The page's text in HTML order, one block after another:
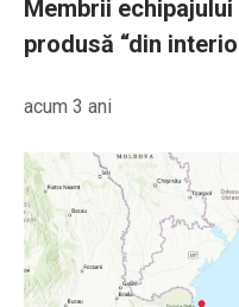
Membrii
produsă “din
acum 3 ani